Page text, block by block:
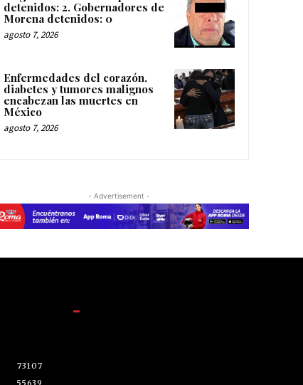
detenidos: 2. Gobernadores de
Morena detenidos: 0
agosto 7, 2026
Enfermedades del corazón,
diabetes y tumores malignos
encabezan las muertes en
México
agosto 7, 2026
- Advertisement -
73107
-